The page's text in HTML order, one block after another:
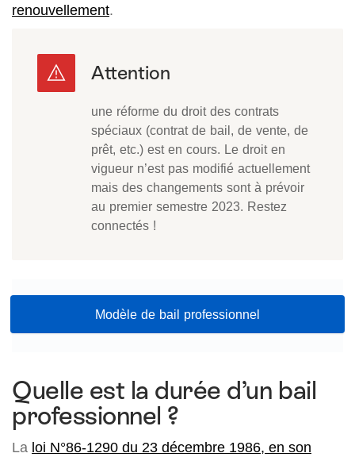
renouvellement.
une réforme du droit des contrats
spéciaux (contrat de bail, de vente, de
prêt, etc.) est en cours. Le droit en
vigueur n’est pas modifié actuellement
mais des changements sont à prévoir
au premier semestre 2023. Restez
connectés !
Modèle de bail professionnel
Quelle est la durée d’un bail
professionnel ?
La loi N°86-1290 du 23 décembre 1986, en son